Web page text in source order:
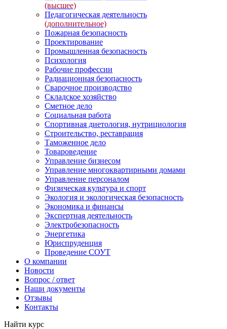
(высшее)
Педагогическая деятельность
(дополнительное)
Пожарная безопасность
Проектирование
Промышленная безопасность
Психология
Рабочие профессии
Радиационная безопасность
Сварочное производство
Складское хозяйство
Сметное дело
Социальная работа
Спортивная диетология, нутрициология
Строительство, реставрация
Таможенное дело
Товароведение
Управление бизнесом
Управление многоквартирными домами
Управление персоналом
Физическая культура и спорт
Экология и экологическая безопасность
Экономика и финансы
Экспертная деятельность
Электробезопасность
Энергетика
Юриспруденция
Проведение СОУТ
О компании
Новости
Вопрос / ответ
Наши документы
Отзывы
Контакты
Найти курс